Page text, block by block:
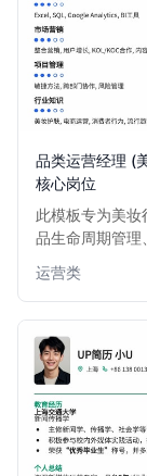
品类运营经理 (
核心岗位
此模板专为美
品生命周期管理
美妆品类运营的
市场中脱颖而出
运营类